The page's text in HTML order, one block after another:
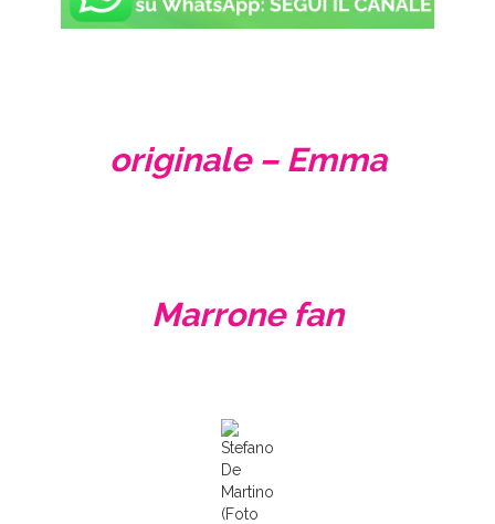
originale – Emma
Marrone fan
Stefano
De
Martino
(Foto